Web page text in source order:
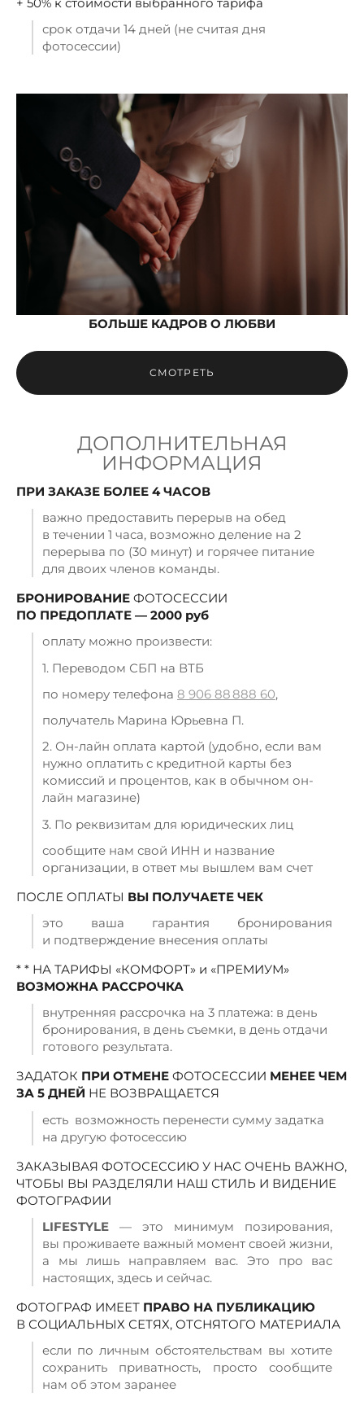
срок отдачи 14 дней (не считая дня
фотосессии)
БОЛЬШЕ КАДРОВ О ЛЮБВИ
СМОТРЕТЬ
ДОПОЛНИТЕЛЬНАЯ
ИНФОРМАЦИЯ
ПРИ ЗАКАЗЕ БОЛЕЕ 4 ЧАСОВ
важно предоставить перерыв на обед
в течении 1 часа, возможно деление на 2
перерыва по (30 минут) и горячее питание
для двоих членов команды.
БРОНИРОВАНИЕ ФОТОСЕССИИ
ПО ПРЕДОПЛАТЕ — 2000 руб
оплату можно произвести:
1. Переводом СБП на ВТБ
по номеру телефона 8 906 88 888 60,
получатель Марина Юрьевна П.
2. Он-лайн оплата картой (удобно, если вам
нужно оплатить с кредитной карты без
комиссий и процентов, как в обычном он-
лайн магазине)
3. По реквизитам для юридических лиц
сообщите нам свой ИНН и название
организации, в ответ мы вышлем вам счет
ПОСЛЕ ОПЛАТЫ ВЫ ПОЛУЧАЕТЕ ЧЕК
это ваша гарантия бронирования
и подтверждение внесения оплаты
* * НА ТАРИФЫ «КОМФОРТ» и «ПРЕМИУМ»
ВОЗМОЖНА РАССРОЧКА
внутренняя рассрочка на 3 платежа: в день
бронирования, в день съемки, в день отдачи
готового результата.
ЗАДАТОК ПРИ ОТМЕНЕ ФОТОСЕССИИ МЕНЕЕ ЧЕМ
ЗА 5 ДНЕЙ НЕ ВОЗВРАЩАЕТСЯ
есть возможность перенести сумму задатка
на другую фотосессию
ЗАКАЗЫВАЯ ФОТОСЕССИЮ У НАС ОЧЕНЬ ВАЖНО,
ЧТОБЫ ВЫ РАЗДЕЛЯЛИ НАШ СТИЛЬ И ВИДЕНИЕ
ФОТОГРАФИИ
LIFESTYLE — это минимум позирования,
вы проживаете важный момент своей жизни,
а мы лишь направляем вас . Это про вас
настоящих, здесь и сейчас.
ФОТОГРАФ ИМЕЕТ ПРАВО НА ПУБЛИКАЦИЮ
В СОЦИАЛЬНЫХ СЕТЯХ, ОТСНЯТОГО МАТЕРИАЛА
если по личным обстоятельствам вы хотите
сохранить приватность, просто сообщите
нам об этом заранее